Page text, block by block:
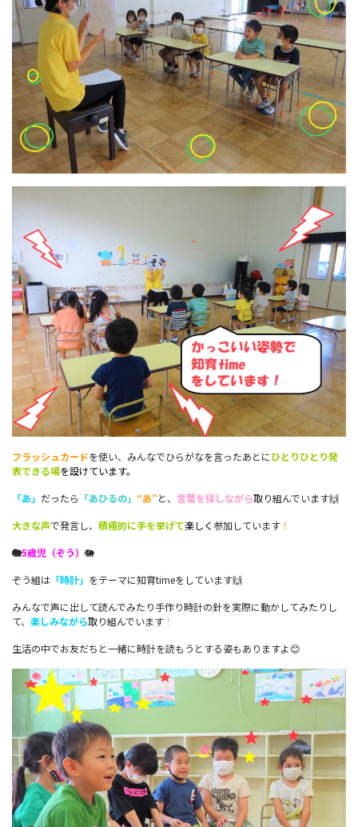
フラッシュカードを使い、みんなでひらがなを言ったあとにひとりひとり発
表できる場を設けています。
「あ」 だったら 「あひるの」 “あ”と、 言葉を探しながら取り組んでいます🙌
大きな声で発言し、 積極的に手を挙げて楽しく参加しています ！
🐘5歳児（ぞう） 🐘
ぞう組は 「時計」 をテーマに知育timeをしています🙌
みんなで声に出して読んでみたり手作り時計の針を実際に動かしてみたりし
て、 楽しみながら取り組んでいます ！
生活の中でお友だちと一緒に時計を読もうとする姿もありますよ😊